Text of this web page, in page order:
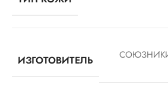
ИЗГОТОВИТЕЛЬ